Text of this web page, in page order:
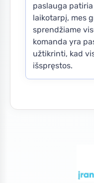
paslauga
laikotarpį, mes
sprendžiame
komanda yra
užtikrinti, kad
išspręstos.